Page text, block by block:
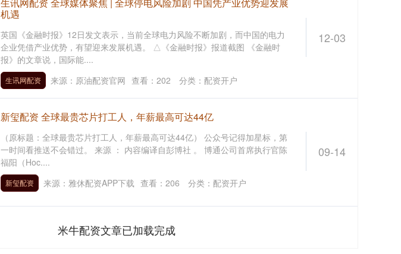
12-03
机遇
英国《金融时报》12日发文表示，当前全球电力风险不断加剧，而中国的电力
企业凭借产业优势，有望迎来发展机遇。 △《金融时报》报道截图 《金融时
报》的文章说，国际能....
生讯网配资 来源：原油配资官网 查看： 202 分类： 配资开户
09-14
新玺配资 全球最贵芯片打工人，年薪最高可达44亿
（原标题：全球最贵芯片打工人，年薪最高可达44亿） 公众号记得加星标，第
一时间看推送不会错过。 来源 ： 内容编译自彭博社 。 博通公司首席执行官陈
福阳（Hoc....
新玺配资 来源：雅休配资APP下载 查看： 206 分类： 配资开户
米牛配资文章已加载完成